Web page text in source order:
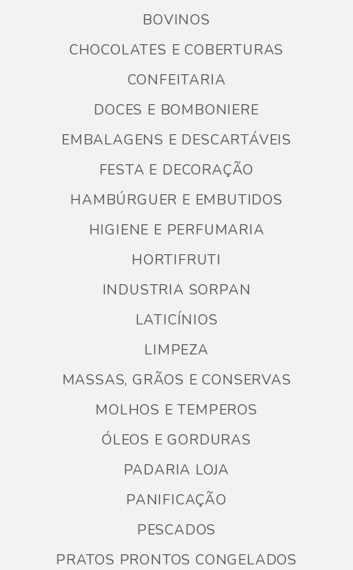
BOVINOS
CHOCOLATES E COBERTURAS
CONFEITARIA
DOCES E BOMBONIERE
EMBALAGENS E DESCARTÁVEIS
FESTA E DECORAÇÃO
HAMBÚRGUER E EMBUTIDOS
HIGIENE E PERFUMARIA
HORTIFRUTI
INDUSTRIA SORPAN
LATICÍNIOS
LIMPEZA
MASSAS, GRÃOS E CONSERVAS
MOLHOS E TEMPEROS
ÓLEOS E GORDURAS
PADARIA LOJA
PANIFICAÇÃO
PESCADOS
PRATOS PRONTOS CONGELADOS